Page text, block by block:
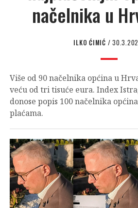
načelnika u
ILKO ĆIMIĆ /
Više od 90 načelnika općina u
veću od tri tisuće eura. Index
donose popis 100 načelnika
plaćama.